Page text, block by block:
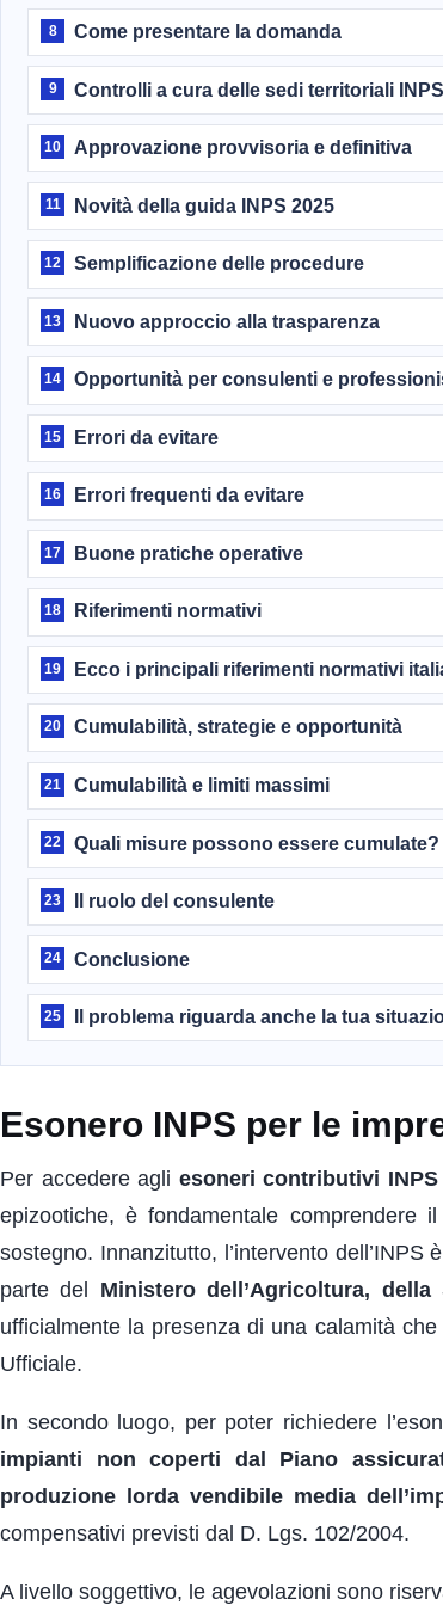
8 Come presentare la domanda
9 Controlli a cura delle sedi territoriali INPS
10 Approvazione provvisoria e definitiva
11 Novità della guida INPS 2025
12 Semplificazione delle procedure
13 Nuovo approccio alla trasparenza
14 Opportunità per consulenti e
15 Errori da evitare
16 Errori frequenti da evitare
17 Buone pratiche operative
18 Riferimenti normativi
19 Ecco i principali riferimenti normativi
20 Cumulabilità, strategie e opportunità
21 Cumulabilità e limiti massimi
22 Quali misure possono essere cumulate?
23 Il ruolo del consulente
24 Conclusione
25 Il problema riguarda anche la tua
Esonero INPS per le
Per accedere agli esoneri contributivi INPS
epizootiche, è fondamentale comprendere il
sostegno. Innanzitutto, l’intervento
parte del Ministero dell’Agricoltura,
ufficialmente la presenza di una calamità
Ufficiale.
In secondo luogo, per poter richiedere
impianti non coperti dal Piano
produzione lorda vendibile media
compensativi previsti dal D. Lgs. 102/2004.
A livello soggettivo, le agevolazioni sono